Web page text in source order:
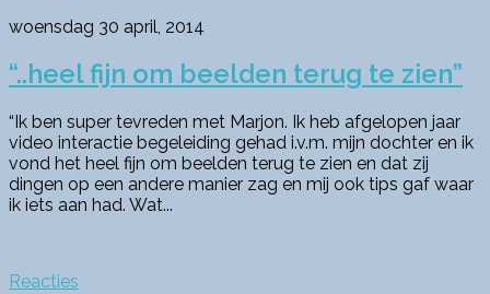
woensdag 30 april, 2014
“..heel fijn om beelden terug te zien”
“Ik ben super tevreden met Marjon. Ik heb afgelopen jaar
video interactie begeleiding gehad i.v.m. mijn dochter en ik
vond het heel fijn om beelden terug te zien en dat zij
dingen op een andere manier zag en mij ook tips gaf waar
ik iets aan had. Wat...
Reacties